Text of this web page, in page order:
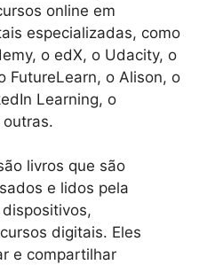
online em
especializadas, como
o edX, o Udacity, o
FutureLearn, o Alison, o
Learning, o
livros que são
e lidos pela
digitais. Eles
e compartilhar